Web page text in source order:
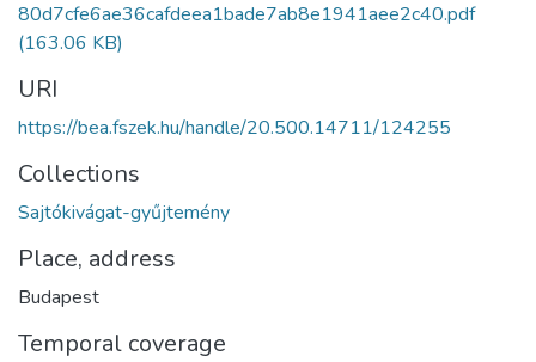
80d7cfe6ae36cafdeea1bade7ab8e1941aee2c40.pdf
(163.06 KB)
URI
https://bea.fszek.hu/handle/20.500.14711/124255
Collections
Sajtókivágat-gyűjtemény
Place, address
Budapest
Temporal coverage